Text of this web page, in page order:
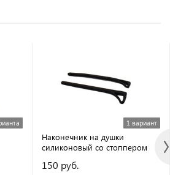
1 вариант
Наконечник на душки
силиконовый со стоппером
150 руб.